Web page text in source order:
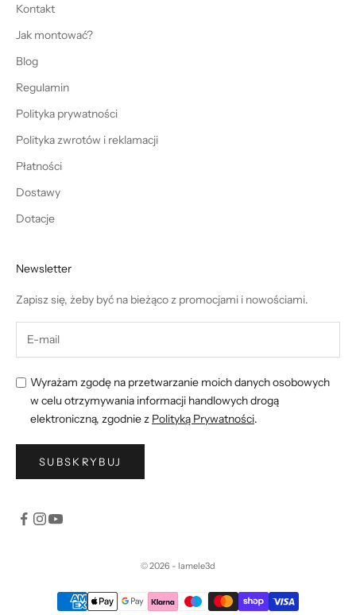
Kontakt
Jak montować?
Blog
Regulamin
Polityka prywatności
Polityka zwrotów i reklamacji
Płatności
Dostawy
Dotacje
Newsletter
Zapisz się, żeby być na bieżąco z promocjami i nowościami.
Wyrażam zgodę na przetwarzanie moich danych osobowych
w celu otrzymywania informacji handlowych drogą
elektroniczną, zgodnie z Polityką Prywatności.
SUBSKRYBUJ
© 2026 - lamele3d